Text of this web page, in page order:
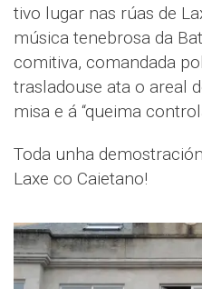
tivo lugar nas rúas de
música tenebrosa da
comitiva, comandada
trasladouse ata o areal
misa e á “queima
Toda unha
Laxe co Caietano!